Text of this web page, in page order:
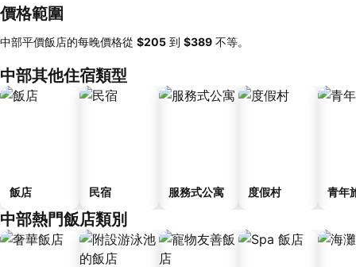
價格範圍
中部平價飯店的每晚價格從 ‎$205 到 ‎$389 不等。
中部其他住宿類型
飯店 民宿 服務式公寓 度假村 青年
中部熱門飯店類別